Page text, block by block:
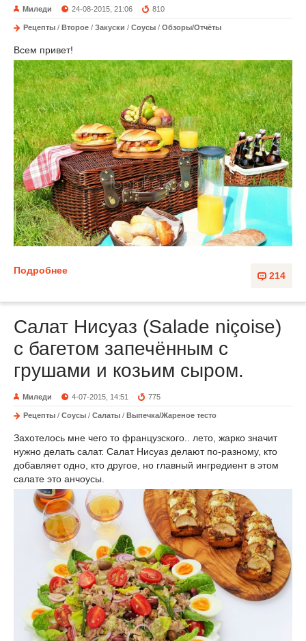
Миледи 24-08-2015, 21:06 810
Рецепты / Второе / Закуски / Соусы / Обзоры/Отчёты
Всем привет!
214
Подробнее
Салат Нисуаз (Salade niçoise)
с багетом запечённым с
грушами и козьим сыром.
Миледи 4-07-2015, 14:51 775
Рецепты / Соусы / Салаты / Выпечка/Жареное тесто
Захотелось мне чего то французского.. лето, жарко значит
нужно делать салат. Салат Нисуаз делают по-разному, кто
добавляет одно, кто другое, но главный ингредиент в этом
салате это анчоусы.